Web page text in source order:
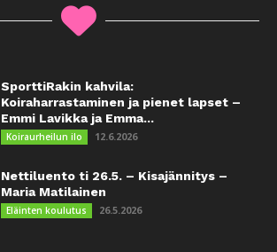
SporttiRakin kahvila:
Koiraharrastaminen ja pienet lapset –
Emmi Lavikka ja Emma...
Koiraurheilun ilo 12.6.2026
Nettiluento ti 26.5. – Kisajännitys –
Maria Matilainen
Eläinten koulutus 26.5.2026